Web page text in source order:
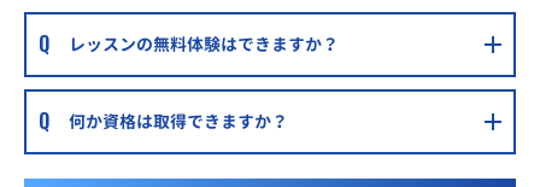
レッスンの無料体験はできますか？
何か資格は取得できますか？